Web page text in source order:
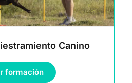
Canino
formación